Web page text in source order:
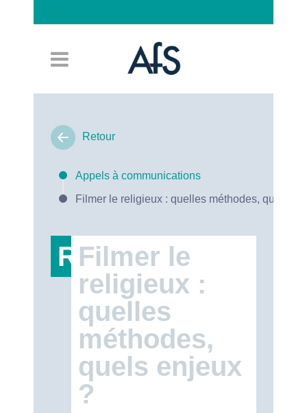
Retour
Appels à communications
Filmer le religieux : quelles méthodes, quels
RT47
Filmer le
religieux :
quelles
méthodes,
quels enjeux
?